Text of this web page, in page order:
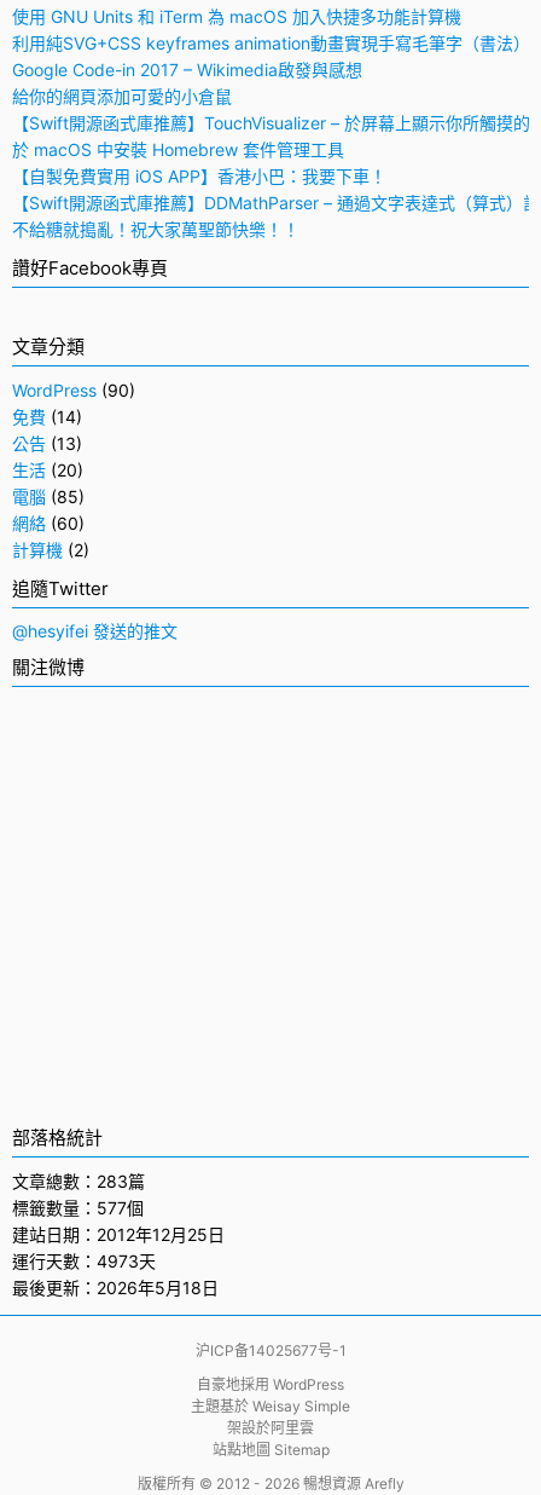
使用 GNU Units 和 iTerm 為 macOS 加入快捷多功能計算機
利用純SVG+CSS keyframes animation動畫實現手寫毛筆字（書法）
Google Code-in 2017 – Wikimedia啟發與感想
給你的網頁添加可愛的小倉鼠
【Swift開源函式庫推薦】TouchVisualizer – 於屏幕上顯示你所觸摸的
於 macOS 中安裝 Homebrew 套件管理工具
【自製免費實用 iOS APP】香港小巴：我要下車！
【Swift開源函式庫推薦】DDMathParser – 通過文字表達式（算式）
不給糖就搗亂！祝大家萬聖節快樂！！
讚好Facebook專頁
文章分類
WordPress (90)
免費 (14)
公告 (13)
生活 (20)
電腦 (85)
網絡 (60)
計算機 (2)
追隨Twitter
@hesyifei 發送的推文
關注微博
部落格統計
文章總數：283篇
標籤數量：577個
建站日期：2012年12月25日
運行天數：4973天
最後更新：2026年5月18日
沪ICP备14025677号-1
自豪地採用 WordPress
主題基於 Weisay Simple
架設於阿里雲
站點地圖 Sitemap
版權所有 © 2012 - 2026 暢想資源 Arefly